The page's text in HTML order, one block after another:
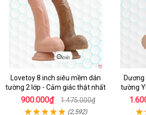
Lovetoy 8 inch siêu mềm dán
tường 2 lớp - Cảm giác thật nhất
900.000₫ 1.475.000₫
(2,592)
tường